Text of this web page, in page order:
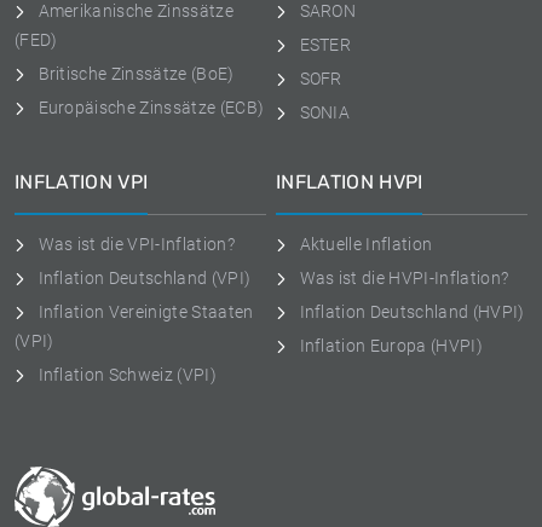
Amerikanische Zinssätze
(FED)
Britische Zinssätze (BoE)
Europäische Zinssätze (ECB)
SARON
ESTER
SOFR
SONIA
INFLATION VPI
Was ist die VPI-Inflation?
Inflation Deutschland (VPI)
Inflation Vereinigte Staaten
(VPI)
Inflation Schweiz (VPI)
INFLATION HVPI
Aktuelle Inflation
Was ist die HVPI-Inflation?
Inflation Deutschland (HVPI)
Inflation Europa (HVPI)